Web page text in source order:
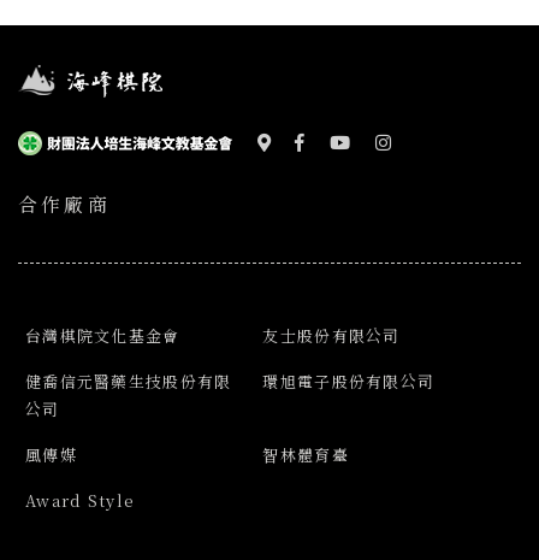
合作廠商
台灣棋院文化基金會
友士股份有限公司
健喬信元醫藥生技股份有限
公司
環旭電子股份有限公司
風傳媒
智林體育臺
Award Style